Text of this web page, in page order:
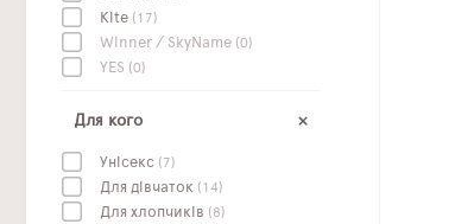
Kite (17)
Winner / SkyName (0)
YES (0)
Для кого
Унісекс (7)
Для дівчаток (14)
Для хлопчиків (8)